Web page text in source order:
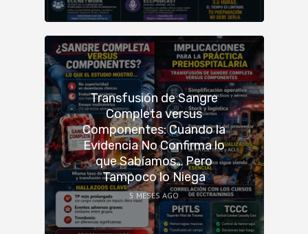
Transfusión de Sangre
Completa versus
Componentes: Cuando la
Evidencia No Confirma lo
que Sabíamos… Pero
Tampoco lo Niega
5 MESES AGO